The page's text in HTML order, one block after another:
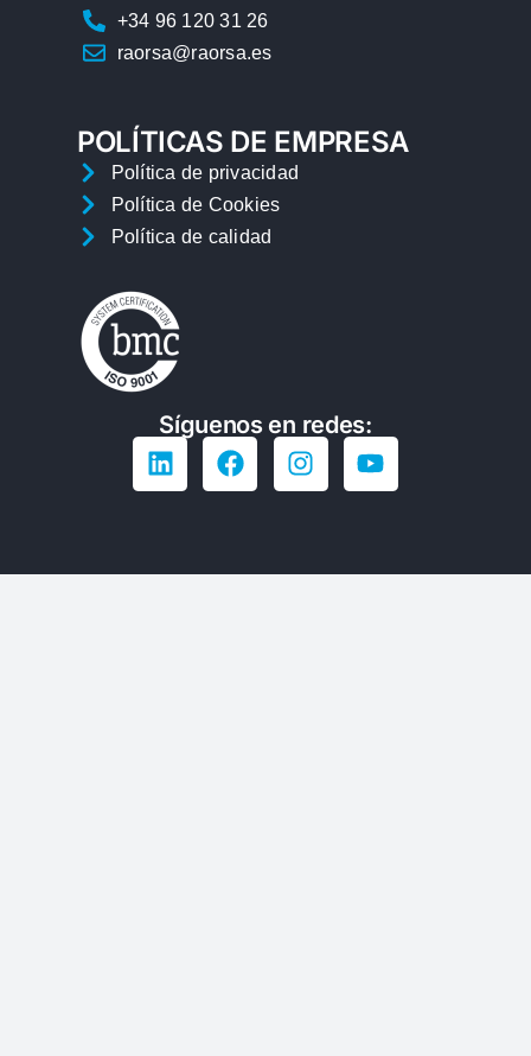
+34 96 120 31 26
raorsa@raorsa.es
POLÍTICAS DE EMPRESA
Política de privacidad
Política de Cookies
Política de calidad
Síguenos en redes: